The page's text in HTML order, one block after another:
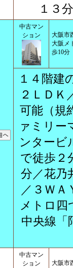
１３
中古マン
ション
大阪市
大阪メ
歩10分
１４階建
２ＬＤＫ
可能（規
ァミリー
ンタービ
で徒歩２
分／花乃
／３ＷＡ
メトロ四
中央線「
中古マン
ション
大阪市